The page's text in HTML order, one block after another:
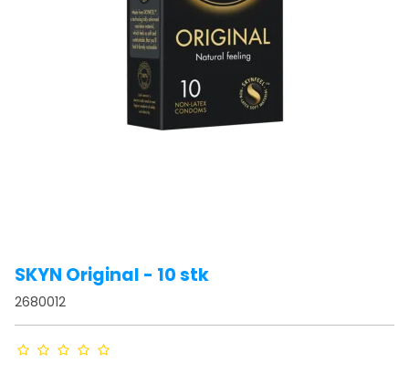
SKYN Original - 10 stk
2680012